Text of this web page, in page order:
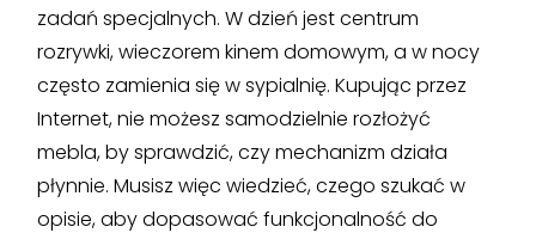
zadań specjalnych. W dzień jest centrum
rozrywki, wieczorem kinem domowym, a w nocy
często zamienia się w sypialnię. Kupując przez
Internet, nie możesz samodzielnie rozłożyć
mebla, by sprawdzić, czy mechanizm działa
płynnie. Musisz więc wiedzieć, czego szukać w
opisie, aby dopasować funkcjonalność do